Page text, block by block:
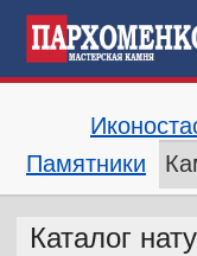
Памятники
Каталог